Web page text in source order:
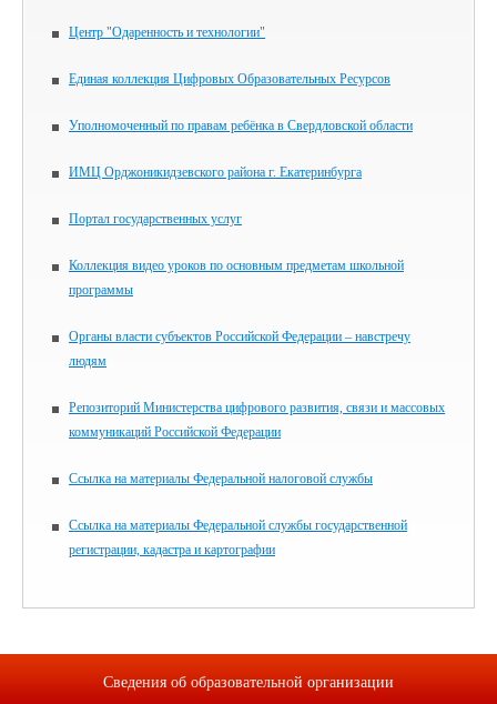
Центр "Одаренность и технологии"
Единая коллекция Цифровых Образовательных Ресурсов
Уполномоченный по правам ребёнка в Свердловской области
ИМЦ Орджоникидзевского района г. Екатеринбурга
Портал государственных услуг
Коллекция видео уроков по основным предметам школьной
программы
Органы власти субъектов Российской Федерации – навстречу
людям
Репозиторий Министерства цифрового развития, связи и массовых
коммуникаций Российской Федерации
Ссылка на материалы Федеральной налоговой службы
Ссылка на материалы Федеральной службы государственной
регистрации, кадастра и картографии
Сведения об образовательной организации